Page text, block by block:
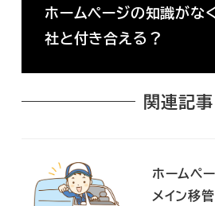
ホームページの知識がな
社と付き合える？
関連記事
ホームペ
メイン移